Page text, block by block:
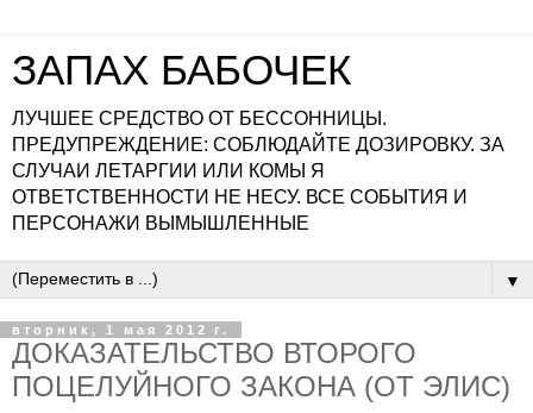
ЗАПАХ БАБОЧЕК
ЛУЧШЕЕ СРЕДСТВО ОТ БЕССОННИЦЫ.
ПРЕДУПРЕЖДЕНИЕ: СОБЛЮДАЙТЕ ДОЗИРОВКУ. ЗА
СЛУЧАИ ЛЕТАРГИИ ИЛИ КОМЫ Я
ОТВЕТСТВЕННОСТИ НЕ НЕСУ. ВСЕ СОБЫТИЯ И
ПЕРСОНАЖИ ВЫМЫШЛЕННЫЕ
▼
вторник, 1 мая 2012 г.
ДОКАЗАТЕЛЬСТВО ВТОРОГО
ПОЦЕЛУЙНОГО ЗАКОНА (ОТ ЭЛИС)